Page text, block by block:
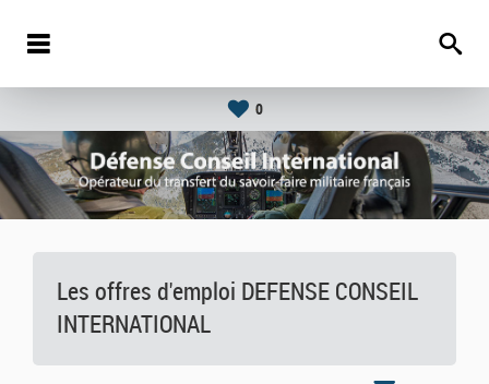
0
Les offres d'emploi DEFENSE CONSEIL
INTERNATIONAL